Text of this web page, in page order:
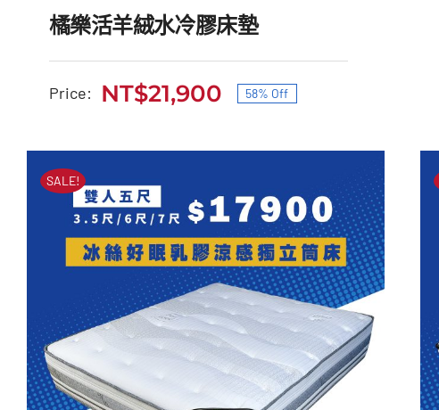
橘樂活羊絨水冷膠床墊
NT$52,000
始
價
格：
NT$52,000。
NT$21,900
前
價
格：
NT$21,900。
橘樂活羊絨水冷膠床墊
Price:
原
始
格：
NT$52,000。
NT$21,900
目
前
格：
NT$21,900。
58% Off
SALE!